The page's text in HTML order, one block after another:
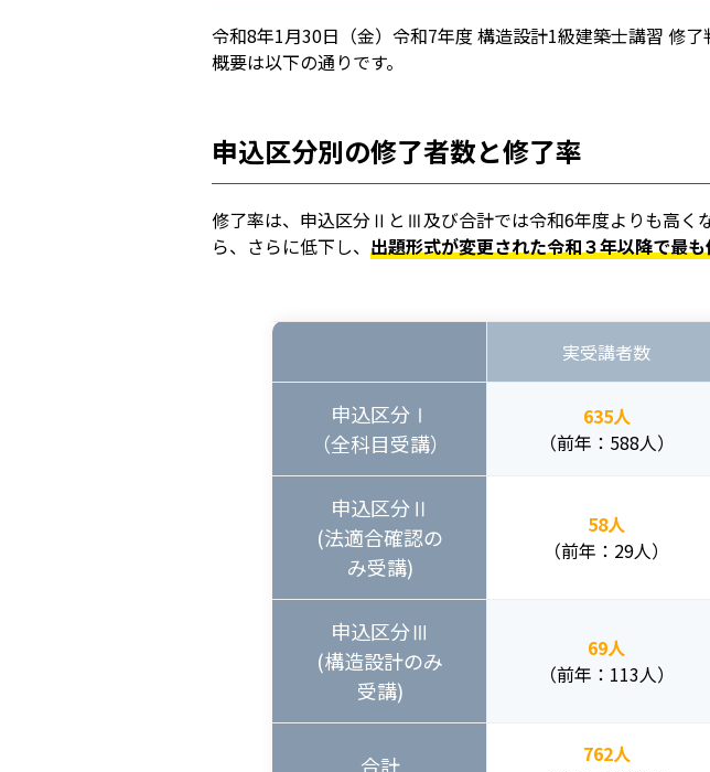
令和8年1月30日（金）令和7年度 構造設計1級建築士講習 修了
概要は以下の通りです。
申込区分別の修了者数と修了率
修了率は、申込区分ⅡとⅢ及び合計では令和6年度よりも高く
ら、さらに低下し、 出題形式が変更された令和３年以降で最
実受講者数
申込区分Ⅰ
（全科目受講）
635人
（前年：588人）
申込区分Ⅱ
(法適合確認の
み受講)
58人
（前年：29人）
申込区分Ⅲ
(構造設計のみ
受講)
69人
（前年：113人）
合計
762人